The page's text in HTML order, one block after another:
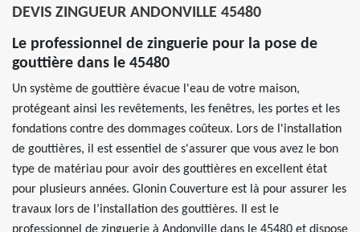
DEVIS ZINGUEUR ANDONVILLE 45480
Le professionnel de zinguerie pour la pose de
gouttière dans le 45480
Un système de gouttière évacue l'eau de votre maison,
protégeant ainsi les revêtements, les fenêtres, les portes et les
fondations contre des dommages coûteux. Lors de l'installation
de gouttières, il est essentiel de s'assurer que vous avez le bon
type de matériau pour avoir des gouttières en excellent état
pour plusieurs années. Glonin Couverture est là pour assurer les
travaux lors de l’installation des gouttières. Il est le